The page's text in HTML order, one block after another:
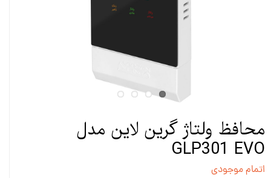
محافظ ولتاژ گرین لاین مدل
GLP301 EVO
اتمام موجودی